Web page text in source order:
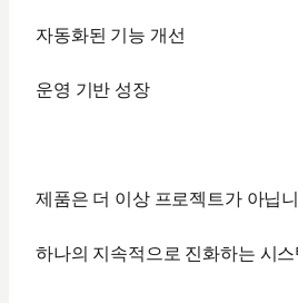
자동화된 기능 개선
운영 기반 성장
제품은 더 이상 프로젝트가 아닙
하나의 지속적으로 진화하는 시